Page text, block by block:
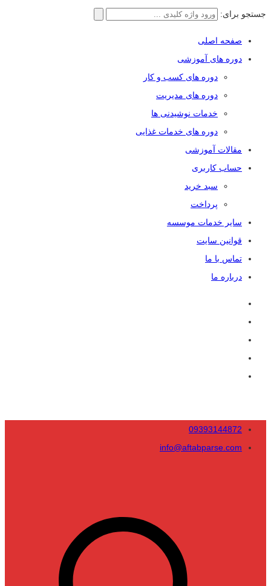
جستجو برای:
صفحه اصلی
دوره های آموزشی
دوره های کسب و کار
دوره های مدیریت
خدمات نوشیدنی ها
دوره های خدمات غذایی
مقالات آموزشی
حساب کاربری
سبد خرید
پرداخت
سایر خدمات موسسه
قوانین سایت
تماس با ما
درباره ما
09393144872
info@aftabparse.com